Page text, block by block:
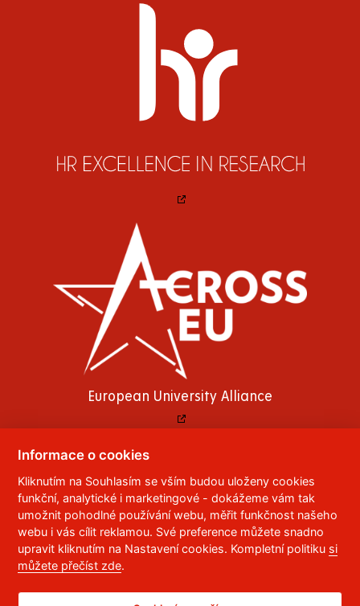
European University Alliance
© 2023 Univerzita Pardubice,Studentská 95
532 10 Pardubice 2
Telefon: 466 036 111, 466 036 112, 466 036 113
Správce webu ,RSS
Informace o cookies
Kliknutím na Souhlasím se vším budou uloženy cookies
funkční, analytické i marketingové - dokážeme vám tak
umožnit pohodlné používání webu, měřit funkčnost našeho
webu i vás cílit reklamou. Své preference můžete snadno
upravit kliknutím na Nastavení cookies. Kompletní politiku si
můžete přečíst zde.